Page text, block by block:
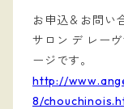
お申込＆お問い
サロン デ レー
ージです。
http://
8/